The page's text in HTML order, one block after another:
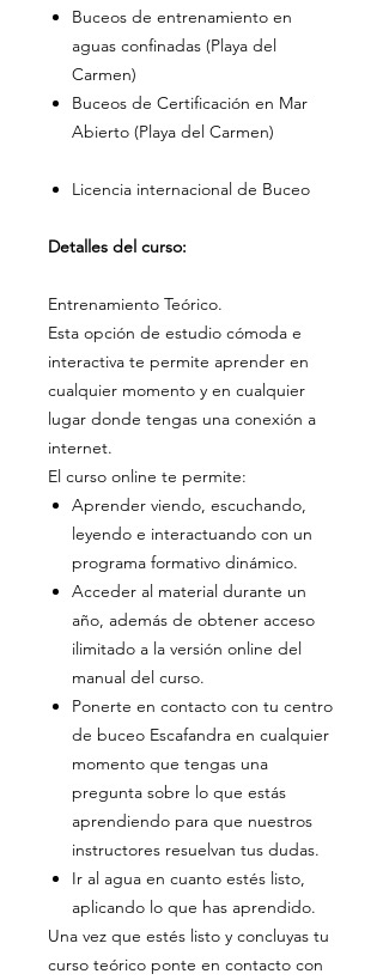
Buceos de entrenamiento en
aguas confinadas (Playa del
Carmen)
Buceos de Certificación en Mar
Abierto (Playa del Carmen)
Licencia internacional de Buceo
Detalles del curso:
Entrenamiento Teórico.
Esta opción de estudio cómoda e
interactiva te permite aprender en
cualquier momento y en cualquier
lugar donde tengas una conexión a
internet.
El curso online te permite:
Aprender viendo, escuchando,
leyendo e interactuando con un
programa formativo dinámico.
Acceder al material durante un
año, además de obtener acceso
ilimitado a la versión online del
manual del curso.
Ponerte en contacto con tu centro
de buceo Escafandra en cualquier
momento que tengas una
pregunta sobre lo que estás
aprendiendo para que nuestros
instructores resuelvan tus dudas.
Ir al agua en cuanto estés listo,
aplicando lo que has aprendido.
Una vez que estés listo y concluyas tu
curso teórico ponte en contacto con